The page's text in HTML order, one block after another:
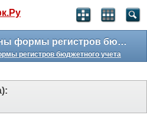
Клерк без рекламы
Статья: Обнародованы формы регистров бюджетного учета
регистров бюджетного учета